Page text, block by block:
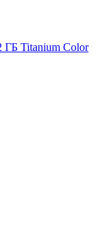
ГБ Titanium Color